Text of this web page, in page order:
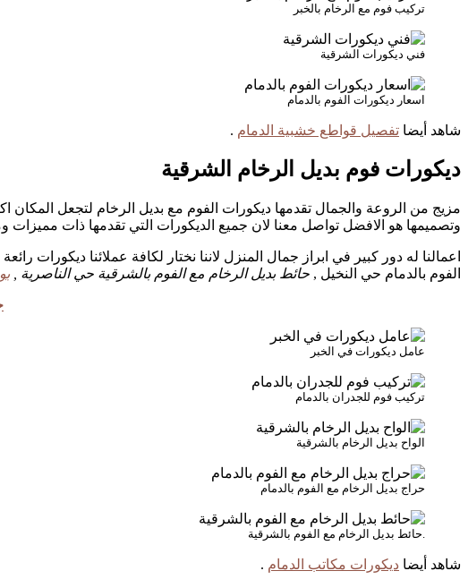
تركيب فوم مع الرخام بالخبر
فني ديكورات الشرقية
اسعار ديكورات الفوم بالدمام
شاهد أيضا تفصيل قواطع خشبية الدمام .
ديكورات فوم بديل الرخام الشرقية
مزيج من الروعة والجمال تقدمها ديكورات الفوم مع بديل الرخام لتجعل
وتصميمها هو الافضل تواصل معنا لان جميع الديكورات التي تقدمها ذات
اعمالنا له دور كبير في ابراز جمال المنزل لاننا نختار لكافة عملائنا
الفوم بالدمام حي النخيل , حائط بديل الرخام مع الفوم بالشرقية حي الناصرية ,
عامل ديكورات في الخبر
تركيب فوم للجدران بالدمام
الواح بديل الرخام بالشرقية
حراج بديل الرخام مع الفوم بالدمام
.حائط بديل الرخام مع الفوم بالشرقية
شاهد أيضا ديكورات مكاتب الدمام .